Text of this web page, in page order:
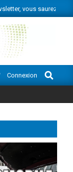
vous saurez tout.
Connexion
Search